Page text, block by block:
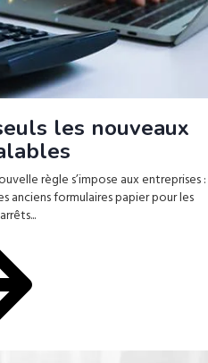
les nouveaux
règle s’impose aux entreprises :
anciens formulaires papier pour les